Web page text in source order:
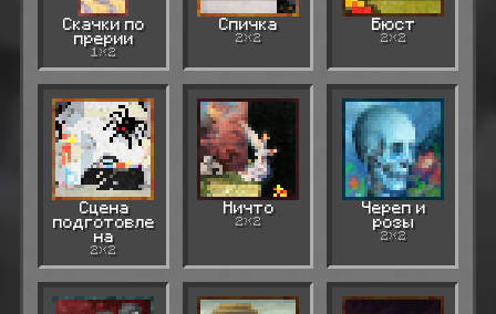
Скачки по
прерии
1×2
Спичка
2×2
Бюст
2×2
Сцена
подготовле
на
2×2
Ничто
2×2
Череп и
розы
2×2